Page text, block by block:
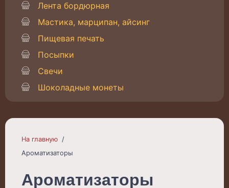
Лента бордюрная
Мастика, марципан, айсинг
Пищевая печать
Посыпки
Свечи
Шоколадные монеты
На главную
Ароматизаторы
Ароматизаторы